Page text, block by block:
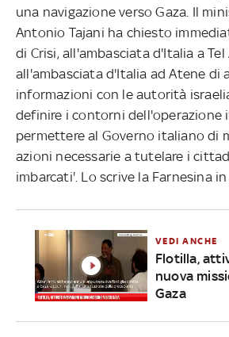
una navigazione verso Gaza. Il
Antonio Tajani ha chiesto
di Crisi, all'ambasciata d'Italia a Tel
all'ambasciata d'Italia ad Atene di
informazioni con le autorità
definire i contorni dell'operazione
permettere al Governo italiano di
azioni necessarie a tutelare i
imbarcati'. Lo scrive la Farnesina
VEDI ANCHE
Flotilla,
nuova
Gaza